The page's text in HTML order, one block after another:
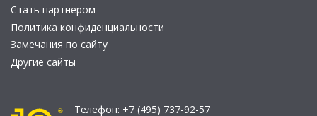
Стать партнером
Политика конфиденциальности
Замечания по сайту
Другие сайты
Телефон: +7 (495) 737-92-57